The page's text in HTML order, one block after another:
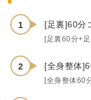
[足裏]60分
[足裏60分+
[全身整体
[全身整体60